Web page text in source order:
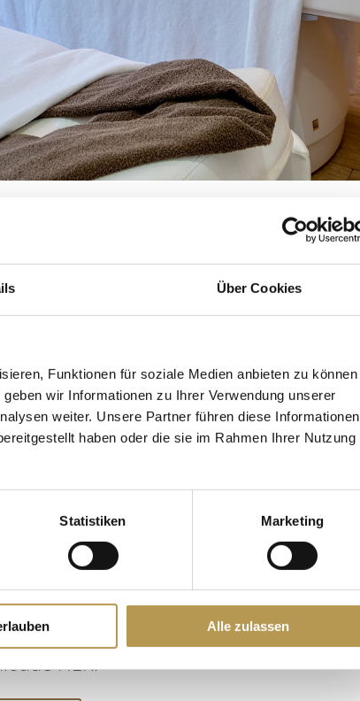
Über Cookies
Funktionen für soziale Medien anbieten zu können
wir Informationen zu Ihrer Verwendung unserer
weiter. Unsere Partner führen diese Informationen
haben oder die sie im Rahmen Ihrer Nutzung
Statistiken Marketing
Alle zulassen
PÅ CLIFF HOTEL
Beauty & SPA. Nyd de mange
dit ophold på Rügen. Oplev den
med udsøgte plejeprodukter på
oplysninger i vores
kan
som PDF
HER.